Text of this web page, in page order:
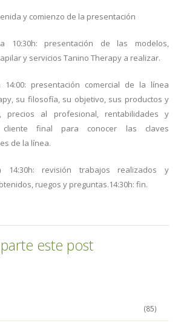
y comienzo de la presentación
10:30h: presentación de las modelos,
y servicios Tanino Therapy a realizar.
14:00: presentación comercial de la línea
su filosofía, su objetivo, sus productos y
precios al profesional, rentabilidades y
final para conocer las claves
de la línea.
14:30h: revisión trabajos realizados y
ruegos y preguntas.14:30h: fin.
este post
(85)